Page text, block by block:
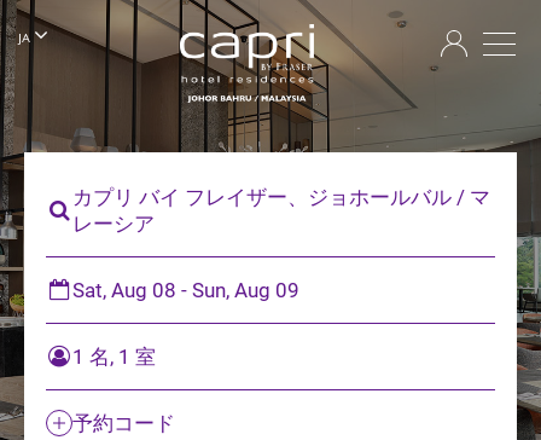
JA
カプリ バイ フレイザー、ジョホールバル / マ
レーシア
Sat, Aug 08 - Sun, Aug 09
1 名, 1 室
予約コード